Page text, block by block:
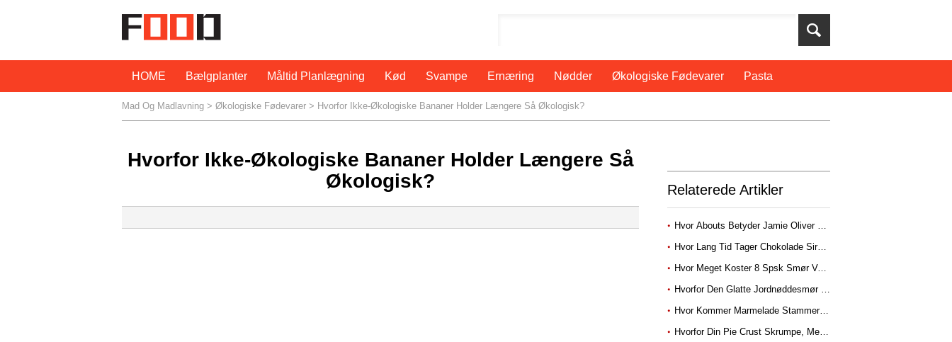
HOME Bælgplanter Måltid Planlægning Kød Svampe Ernæring Nødder Økologiske Fødevarer Pasta
Mad Og Madlavning > Økologiske Fødevarer > Hvorfor Ikke-Økologiske Bananer Holder Længere Så Økologisk?
Hvorfor Ikke-Økologiske Bananer Holder Længere Så
Økologisk?
Relaterede Artikler
Hvor Abouts Betyder Jamie Oliver Bor I Essex?
Hvor Lang Tid Tager Chokolade Sirup Forblive Godt I Køleskabet?
Hvor Meget Koster 8 Spsk Smør Vejer?
Hvorfor Den Glatte Jordnøddesmør Gå All Løbende I Krukken
Hvor Kommer Marmelade Stammer Fra?
Hvorfor Din Pie Crust Skrumpe, Mens Bagning?